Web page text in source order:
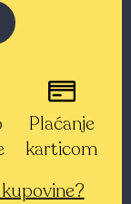
Plaćanje
karticom